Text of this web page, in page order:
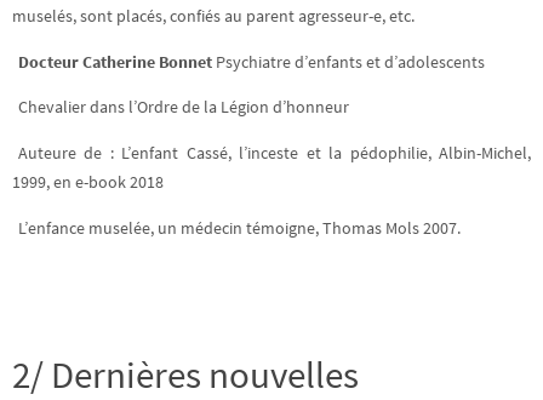
muselés, sont placés, confiés au parent agresseur-e, etc.
Docteur Catherine Bonnet Psychiatre d’enfants et d’adolescents
Chevalier dans l’Ordre de la Légion d’honneur
Auteure de : L’enfant Cassé, l’inceste et la pédophilie, Albin-Michel,
1999, en e-book 2018
L’enfance muselée, un médecin témoigne, Thomas Mols 2007.
2/ Dernières nouvelles